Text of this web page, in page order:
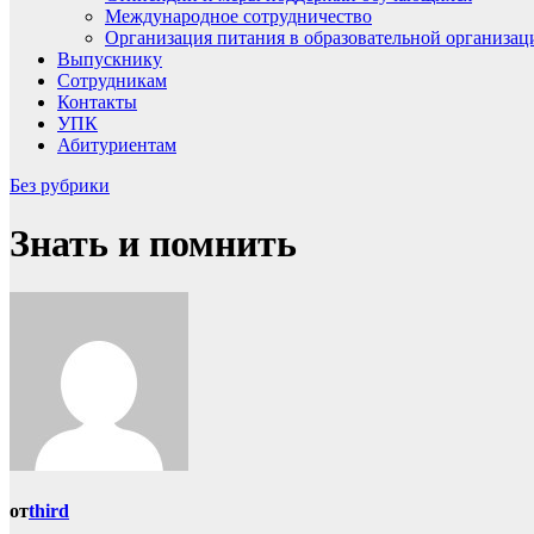
Международное сотрудничество
Организация питания в образовательной
Выпускнику
Сотрудникам
Контакты
УПК
Абитуриентам
Без рубрики
Знать и помнить
отthird